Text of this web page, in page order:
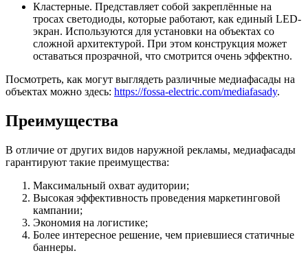
Кластерные. Представляет собой закреплённые на
тросах светодиоды, которые работают, как единый LED-
экран. Используются для установки на объектах со
сложной архитектурой. При этом конструкция может
оставаться прозрачной, что смотрится очень эффектно.
Посмотреть, как могут выглядеть различные медиафасады на
объектах можно здесь: https://fossa-electric.com/mediafasady.
Преимущества
В отличие от других видов наружной рекламы, медиафасады
гарантируют такие преимущества:
Максимальный охват аудитории;
Высокая эффективность проведения маркетинговой
кампании;
Экономия на логистике;
Более интересное решение, чем приевшиеся статичные
баннеры.